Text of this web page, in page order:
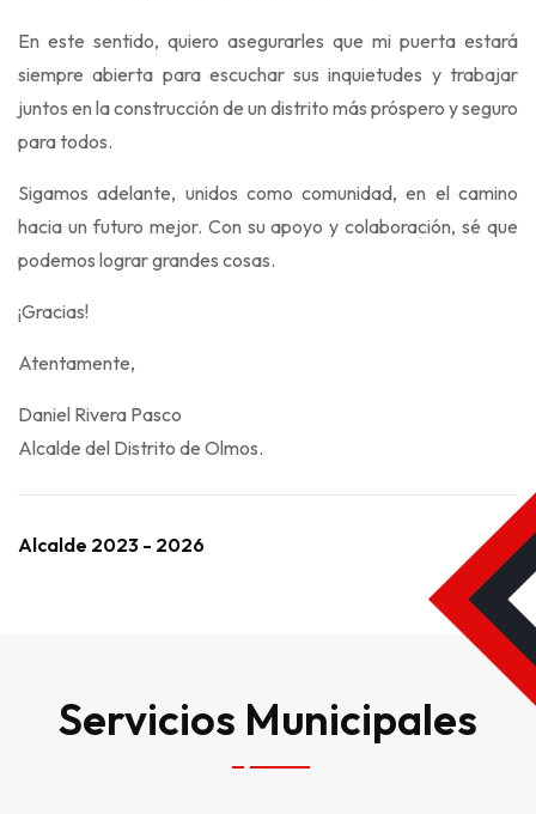
En este sentido, quiero asegurarles que mi puerta estará
siempre abierta para escuchar sus inquietudes y trabajar
juntos en la construcción de un distrito más próspero y seguro
para todos.
Sigamos adelante, unidos como comunidad, en el camino
hacia un futuro mejor. Con su apoyo y colaboración, sé que
podemos lograr grandes cosas.
¡Gracias!
Atentamente,
Daniel Rivera Pasco
Alcalde del Distrito de Olmos.
Alcalde 2023 - 2026
Servicios Municipales